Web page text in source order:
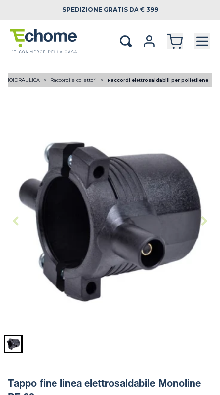
SPEDIZIONE GRATIS DA € 399
Raccordi e collettori Raccordi elettrosaldabili per polietilene
Tappo fine linea elettrosaldabile Monoline